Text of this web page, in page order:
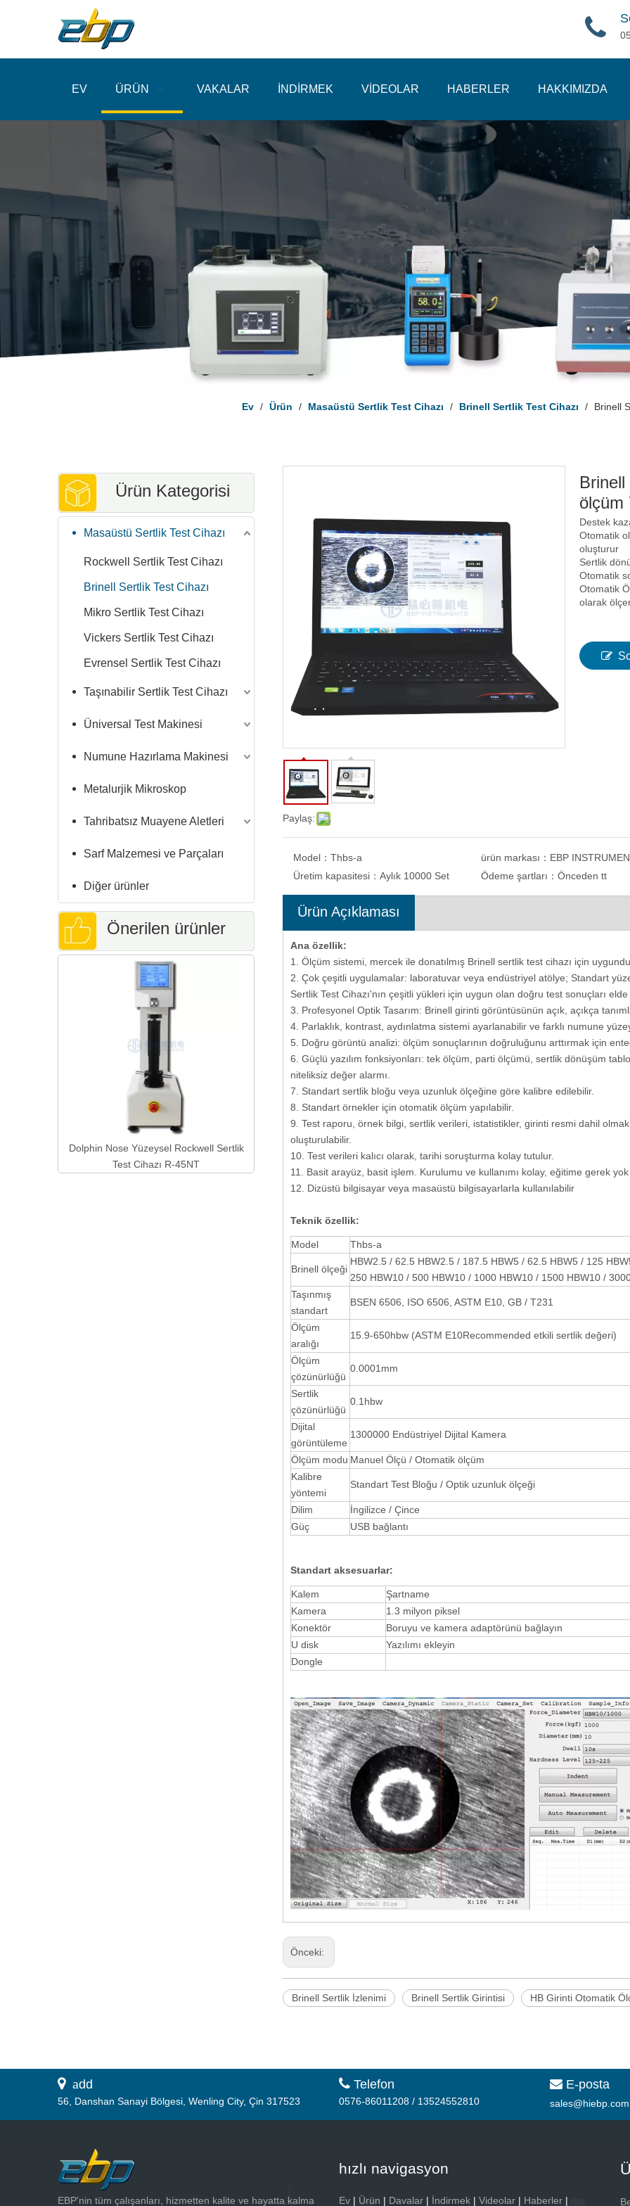
EV ÜRÜN VAKALAR İNDİRMEK VİDEOLAR HABERLER HAKKIMIZDA
Ev / Ürün / Masaüstü Sertlik Test Cihazı / Brinell Sertlik Test Cihazı / Brinell
Ürün Kategorisi
Masaüstü Sertlik Test Cihazı
Rockwell Sertlik Test Cihazı
Brinell Sertlik Test Cihazı
Mikro Sertlik Test Cihazı
Vickers Sertlik Test Cihazı
Evrensel Sertlik Test Cihazı
Taşınabilir Sertlik Test Cihazı
Üniversal Test Makinesi
Numune Hazırlama Makinesi
Metalurjik Mikroskop
Tahribatsız Muayene Aletleri
Sarf Malzemesi ve Parçaları
Diğer ürünler
Önerilen ürünler
Dolphin Nose Yüzeysel Rockwell Sertlik
Test Cihazı R-45NT
10X Mercek ile Dijital Mikro Vickers
Sertlik Test Cihazları
HV HK Ölçeği ASTM E 384 ile Micro
Vickers Sertlik Makinesi
Paylaş:
ölçüm
Destek
Otomatik
oluşturur
Sertlik
Otomatik
Otomatik
olarak
Model： Thbs-a ürün markası： EBP
Üretim kapasitesi： Aylık 10000 Set Ödeme şartları：Önceden tt
Ürün Açıklaması
Ana özellik:
1. Ölçüm sistemi, mercek ile donatılmış Brinell sertlik test cihazı için
2. Çok çeşitli uygulamalar: laboratuvar veya endüstriyel atölye; Standart
Sertlik Test Cihazı'nın çeşitli yükleri için uygun olan doğru test sonuçları elde
3. Profesyonel Optik Tasarım: Brinell girinti görüntüsünün açık, açıkça
4. Parlaklık, kontrast, aydınlatma sistemi ayarlanabilir ve farklı numune
5. Doğru görüntü analizi: ölçüm sonuçlarının doğruluğunu arttırmak için
6. Güçlü yazılım fonksiyonları: tek ölçüm, parti ölçümü, sertlik dönüşüm
niteliksiz değer alarmı.
7. Standart sertlik bloğu veya uzunluk ölçeğine göre kalibre edilebilir.
8. Standart örnekler için otomatik ölçüm yapılabilir.
9. Test raporu, örnek bilgi, sertlik verileri, istatistikler, girinti resmi dahil
oluşturulabilir.
10. Test verileri kalıcı olarak, tarihi soruşturma kolay tutulur.
11. Basit arayüz, basit işlem. Kurulumu ve kullanımı kolay, eğitime gerek yok
12. Dizüstü bilgisayar veya masaüstü bilgisayarlarla kullanılabilir
Teknik özellik:
Model Thbs-a
Brinell ölçeği
HBW2.5 / 62.5 HBW2.5 / 187.5 HBW5 / 62.5 HBW5 / 125
250 HBW10 / 500 HBW10 / 1000 HBW10 / 1500 HBW10 /
Taşınmış
standart
BSEN 6506, ISO 6506, ASTM E10, GB / T231
Ölçüm
aralığı
15.9-650hbw (ASTM E10Recommended etkili sertlik değeri)
Ölçüm
çözünürlüğü
0.0001mm
Sertlik
çözünürlüğü
0.1hbw
Dijital
görüntüleme
1300000 Endüstriyel Dijital Kamera
Ölçüm modu Manuel Ölçü / Otomatik ölçüm
Kalibre
yöntemi
Standart Test Bloğu / Optik uzunluk ölçeği
Dilim
İngilizce / Çince
Güç
USB bağlantı
Standart aksesuarlar:
Kalem Şartname
Kamera
1.3 milyon piksel
Konektör
Boruyu ve kamera adaptörünü bağlayın
U disk
Yazılımı ekleyin
Dongle
Önceki:
Brinell Sertlik İzlenimi Brinell Sertlik Girintisi HB Girinti Otomatik
 add
56, Danshan Sanayi Bölgesi, Wenling City, Çin 317523
 Telefon
0576-86011208 / 13524552810
 E-posta
sales@hiebp.com
EBP'nin tüm çalışanları, hizmetten kalite ve hayatta kalma
hızlı navigasyon
Ev | Ürün | Davalar | İndirmek | Videolar | Haberler |